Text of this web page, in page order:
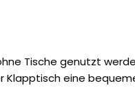
Tische genutzt
eine